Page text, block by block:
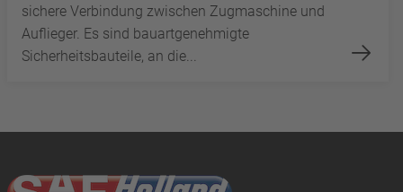
sichere Verbindung zwischen Zugmaschine und
Auflieger. Es sind bauartgenehmigte
Sicherheitsbauteile, an die...